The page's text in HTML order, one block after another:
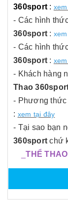
360sport :
- Các hình
360sport :
- Các hình
360sport :
- Khách hàng
Thao
- Phương thức
: xem tại đây
- Tại sao bạn
360sport chứ
_THỂ